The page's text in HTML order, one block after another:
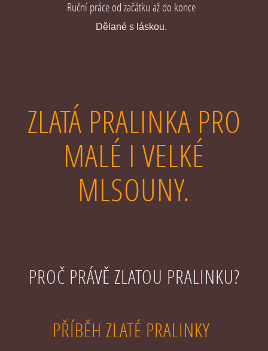
Ruční práce od začátku až do konce
Dělané s láskou.
ZLATÁ PRALINKA PRO
MALÉ I VELKÉ
MLSOUNY.
PROČ PRÁVĚ ZLATOU PRALINKU?
PŘÍBĚH ZLATÉ PRALINKY